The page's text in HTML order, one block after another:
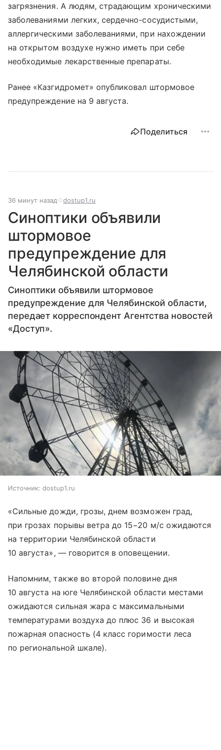
загрязнения. А людям, страдающим хроническими
заболеваниями легких, сердечно-сосудистыми,
аллергическими заболеваниями, при нахождении
на открытом воздухе нужно иметь при себе
необходимые лекарственные препараты.
Ранее «Казгидромет» опубликовал штормовое
предупреждение на 9 августа.
Поделиться
36 минут назад dostup1.ru
Синоптики объявили
штормовое
предупреждение для
Челябинской области
Синоптики объявили штормовое
предупреждение для Челябинской области,
передает корреспондент Агентства новостей
«Доступ».
Источник: dostup1.ru
«Сильные дожди, грозы, днем возможен град,
при грозах порывы ветра до 15−20 м/с ожидаются
на территории Челябинской области
10 августа», — говорится в оповещении.
Напомним, также во второй половине дня
10 августа на юге Челябинской области местами
ожидаются сильная жара с максимальными
температурами воздуха до плюс 36 и высокая
пожарная опасность (4 класс горимости леса
по региональной шкале).